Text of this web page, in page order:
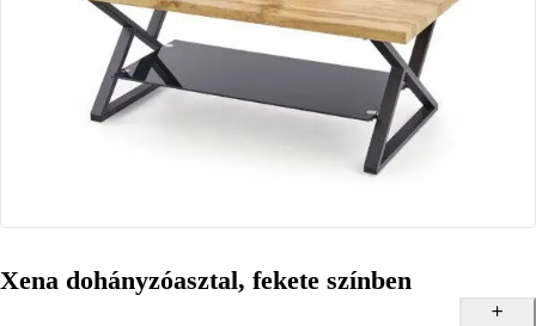
Xena dohányzóasztal, fekete színben